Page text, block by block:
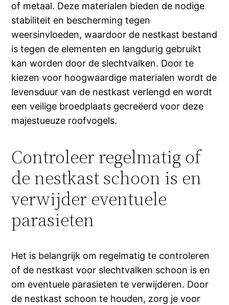
of metaal. Deze materialen bieden de nodige
stabiliteit en bescherming tegen
weersinvloeden, waardoor de nestkast bestand
is tegen de elementen en langdurig gebruikt
kan worden door de slechtvalken. Door te
kiezen voor hoogwaardige materialen wordt de
levensduur van de nestkast verlengd en wordt
een veilige broedplaats gecreëerd voor deze
majestueuze roofvogels.
Controleer regelmatig of
de nestkast schoon is en
verwijder eventuele
parasieten
Het is belangrijk om regelmatig te controleren
of de nestkast voor slechtvalken schoon is en
om eventuele parasieten te verwijderen. Door
de nestkast schoon te houden, zorg je voor